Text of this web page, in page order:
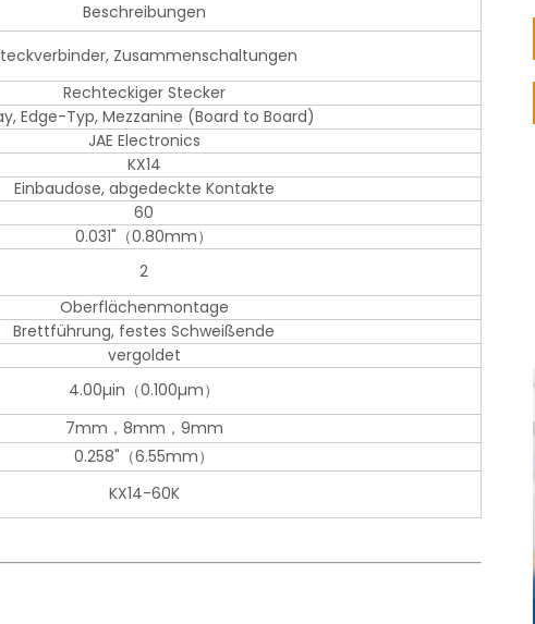
Beschreibungen
Zusammenschaltungen
Rechteckiger Stecker
Edge-Typ, Mezzanine (Board to Board)
JAE Electronics
KX14
Einbaudose, abgedeckte Kontakte
60
0.031"（0.80mm）
2
Oberflächenmontage
Brettführung, festes Schweißende
vergoldet
4.00µin（0.100µm）
7mm，8mm，9mm
0.258"（6.55mm）
KX14-60K